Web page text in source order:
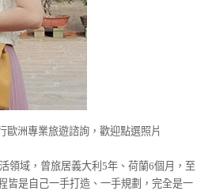
歐洲專業旅遊諮詢，歡迎點選照片
領域，曾旅居義大利5年、荷蘭6個月，至
皆是自己一手打造、一手規劃，完全是一